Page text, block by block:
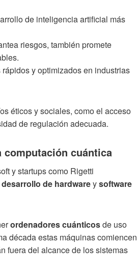
de inteligencia artificial más
riesgos, también promete
rápidos y optimizados en industrias
éticos y sociales, como el acceso
de regulación adecuada.
computación cuántica
y startups como Rigetti
desarrollo de hardwareysoftware
ordenadores cuánticosde uso
década estas máquinas comiencen
fuera del alcance de los sistemas